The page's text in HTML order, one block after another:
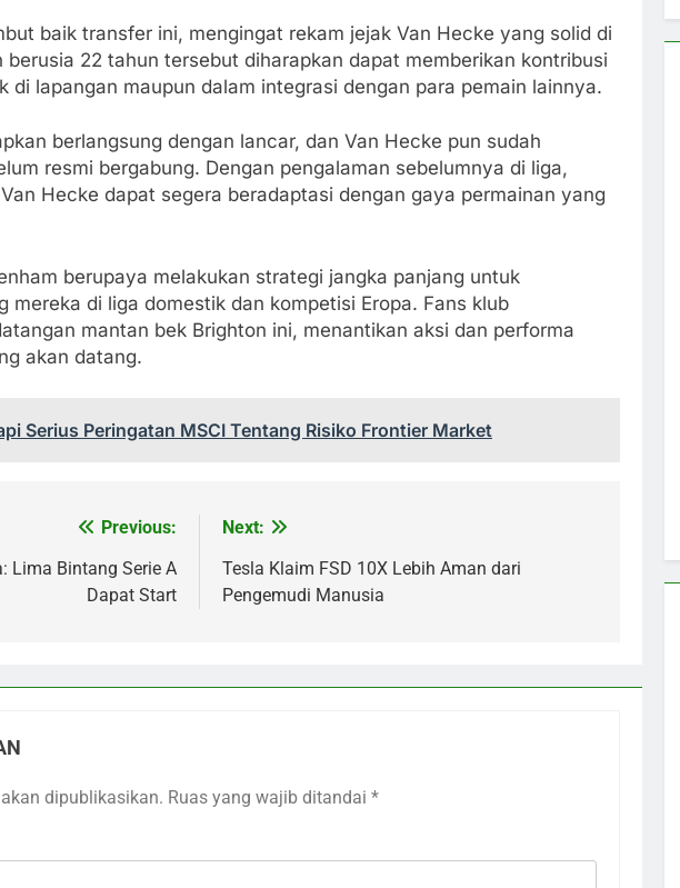
baik transfer ini, mengingat rekam jejak Van Hecke yang solid di
berusia 22 tahun tersebut diharapkan dapat memberikan kontribusi
di lapangan maupun dalam integrasi dengan para pemain lainnya.
berlangsung dengan lancar, dan Van Hecke pun sudah
resmi bergabung. Dengan pengalaman sebelumnya di liga,
Hecke dapat segera beradaptasi dengan gaya permainan yang
berupaya melakukan strategi jangka panjang untuk
mereka di liga domestik dan kompetisi Eropa. Fans klub
mantan bek Brighton ini, menantikan aksi dan performa
akan datang.
Serius Peringatan MSCI Tentang Risiko Frontier Market
Previous:
Lima Bintang Serie A
Dapat Start
Next:
Tesla Klaim FSD 10X Lebih Aman dari
Pengemudi Manusia
dipublikasikan. Ruas yang wajib ditandai *